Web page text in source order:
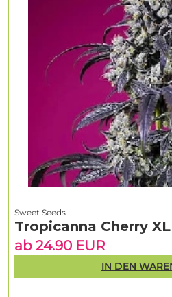
Sweet Seeds
Tropicanna Cherry
ab 24.90 EUR
IN DEN